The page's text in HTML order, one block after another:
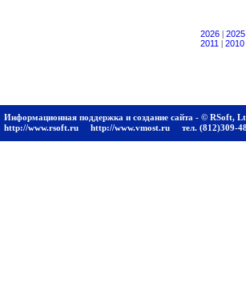
2026
2025
2011
2010
Информационная поддержка и создание сайта - © RSoft,
http://www.rsoft.ru
http://www.vmost.ru тел. (812)309-